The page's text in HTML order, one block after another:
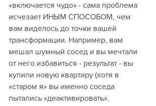
«включается чудо» - сама проблема
исчезает ИНЫМ СПОСОБОМ, чем
вам виделось до точки вашей
трансформации. Например, вам
мешал шумный сосед и вы мечтали
от него избавиться - результат - вы
купили новую квартиру (хотя в
«старом я» вы именно соседа
пытались «деактивировать».